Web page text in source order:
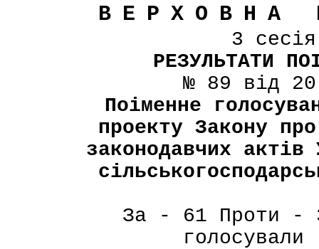
ВЕРХОВНА
3
РЕЗУЛЬТАТИ
№ 89 від
Поіменне
проекту Закону
законодавчих
За - 61 Проти -